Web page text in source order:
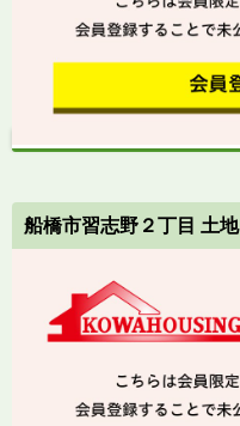
船橋市習志野２丁目 土地